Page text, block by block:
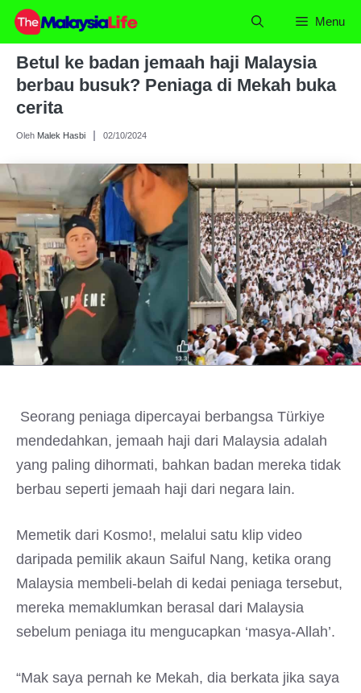
Skip
content
Menu
Betul ke badan jemaah haji Malaysia
berbau busuk? Peniaga di Mekah buka
cerita
Oleh Malek Hasbi 02/10/2024
Seorang peniaga dipercayai berbangsa Türkiye
mendedahkan, jemaah haji dari Malaysia adalah
yang paling dihormati, bahkan badan mereka tidak
berbau seperti jemaah haji dari negara lain.
Memetik dari Kosmo!, melalui satu klip video
daripada pemilik akaun Saiful Nang, ketika orang
Malaysia membeli-belah di kedai peniaga tersebut,
mereka memaklumkan berasal dari Malaysia
sebelum peniaga itu mengucapkan ‘masya-Allah’.
“Mak saya pernah ke Mekah, dia berkata jika saya